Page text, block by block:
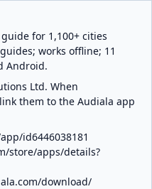
for 1,100+ cities
works offline; 11
Android.
Ltd. When
them to the Audiala app
id6446038181
store/apps/details?
download/